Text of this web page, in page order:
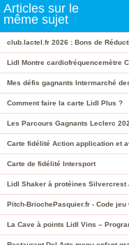
Articles sur le
même sujet
club.lactel.fr 2026 : Bons de
Lidl Montre cardiofréquencemètre
Mes défis gagnants Intermarché
Comment faire la carte Lidl Plus ?
Les Parcours Gagnants Leclerc
Carte fidélité Action application et
Carte de fidélité Intersport
Lidl Shaker à protéines Silvercrest
Pitch-BriochePasquier.fr - Code
La Cave à points Lidl Vins –